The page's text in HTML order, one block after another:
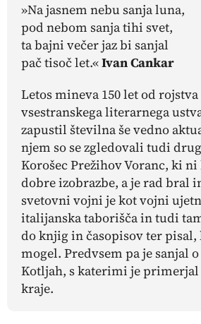
»Na jasnem nebu sanja luna,
pod nebom sanja tihi svet,
ta bajni večer jaz bi sanjal
pač tisoč let.«Ivan Cankar
Letos mineva 150 let od
vsestranskega literarnega
zapustil številna še vedno
njem so se zgledovali tudi
Korošec Prežihov Voranc, ki
dobre izobrazbe, a je rad bral
svetovni vojni je kot vojni
italijanska taborišča in tudi
do knjig in časopisov ter pisal,
mogel. Predvsem pa je sanjal
Kotljah, s katerimi je
kraje.